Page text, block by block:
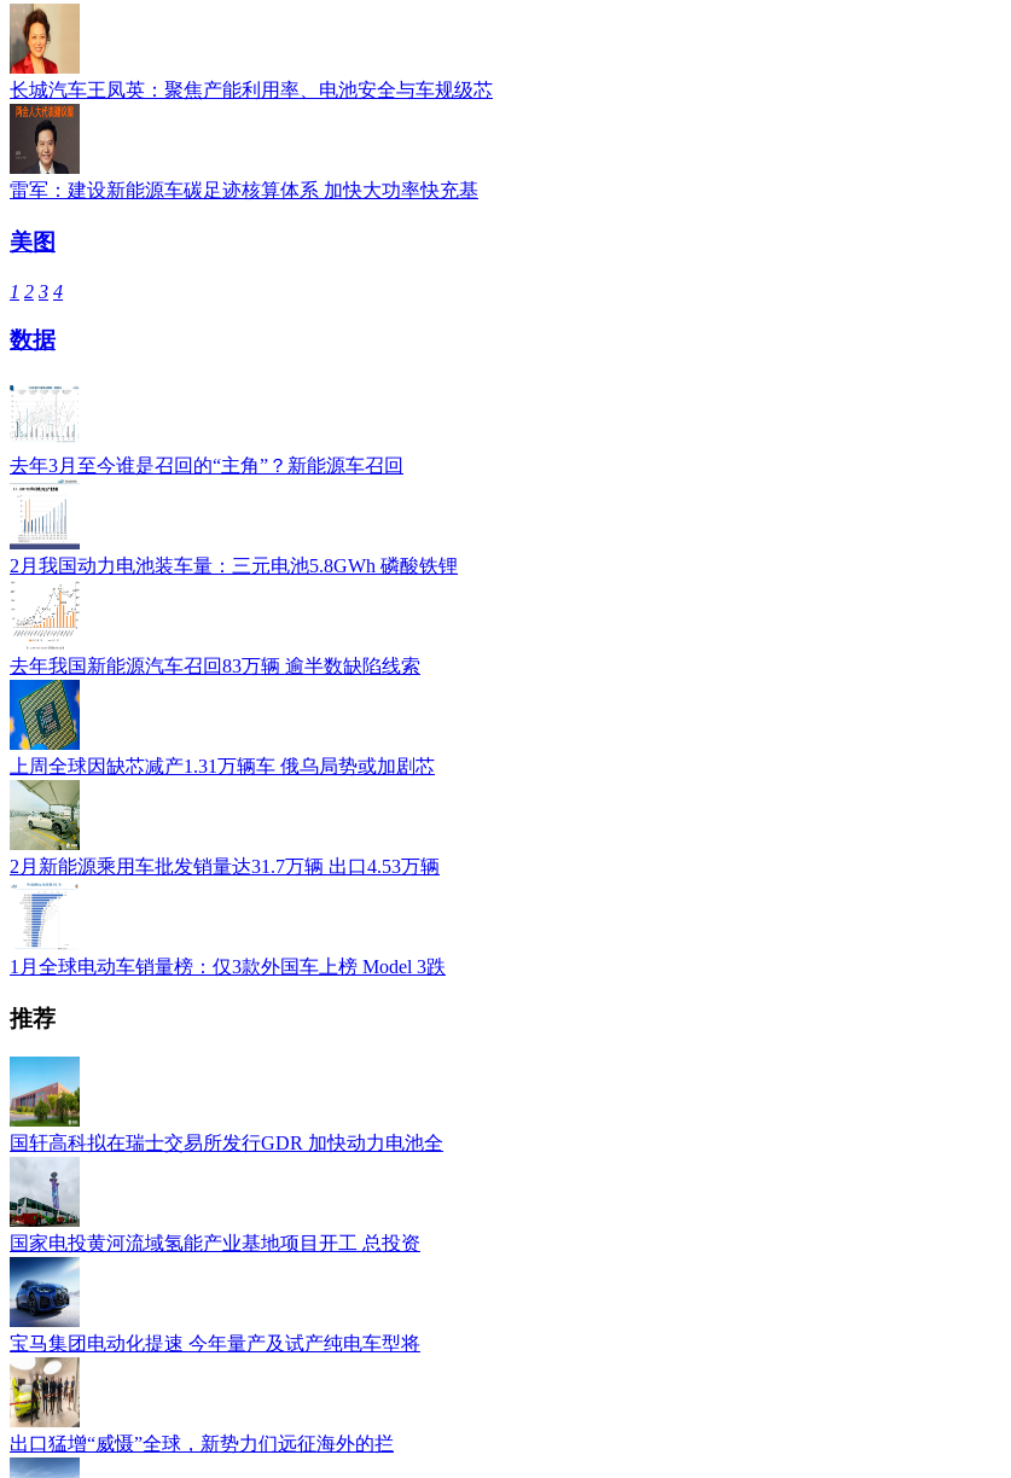
长城汽车王凤英：聚焦产能利用率、电池安全与车规级芯
雷军：建设新能源车碳足迹核算体系 加快大功率快充基
美图
1 2 3 4
数据
去年3月至今谁是召回的“主角”？新能源车召回
2月我国动力电池装车量：三元电池5.8GWh 磷酸铁锂
去年我国新能源汽车召回83万辆 逾半数缺陷线索
上周全球因缺芯减产1.31万辆车 俄乌局势或加剧芯
2月新能源乘用车批发销量达31.7万辆 出口4.53万辆
1月全球电动车销量榜：仅3款外国车上榜 Model 3跌
推荐
国轩高科拟在瑞士交易所发行GDR 加快动力电池全
国家电投黄河流域氢能产业基地项目开工 总投资
宝马集团电动化提速 今年量产及试产纯电车型将
出口猛增“威慑”全球，新势力们远征海外的拦